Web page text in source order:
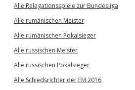
Alle Relegationsspiele zur Bundesliga
Alle rumänischen Meister
Alle rumänischen Pokalsieger
Alle russischen Meister
Alle russischen Pokalsieger
Alle Schiedsrichter der EM 2016